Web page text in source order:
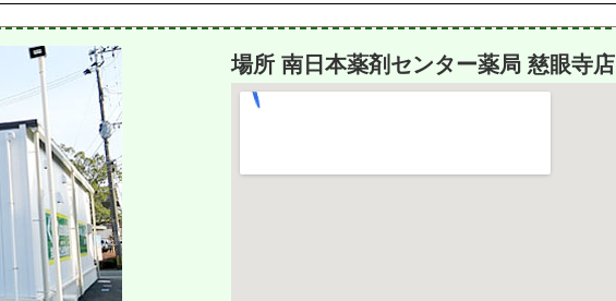
場所 南日本薬剤センター薬局 慈眼寺店